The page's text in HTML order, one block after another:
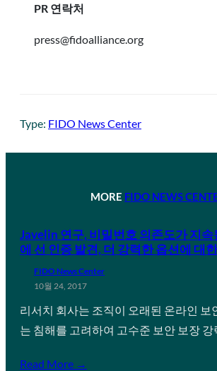
PR 연락처
press@fidoalliance.org
Type: FIDO News Center
MORE FIDO NEWS
Javelin 연구, 비밀번호 의존도가 지속
에 선 인증 발견, 더 강력한 옵션에 대
FIDO News Center
10월 24, 2017
리서치 회사는 조직이 오래된 온라인 보
는 침해를 고려하여 고수준 보안 보장 강
Read More →